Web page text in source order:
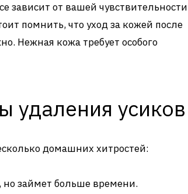
зависит от вашей чувствительности
помнить, что уход за кожей после
Нежная кожа требует особого
удаления усиков
домашних хитростей:
но займет больше времени.